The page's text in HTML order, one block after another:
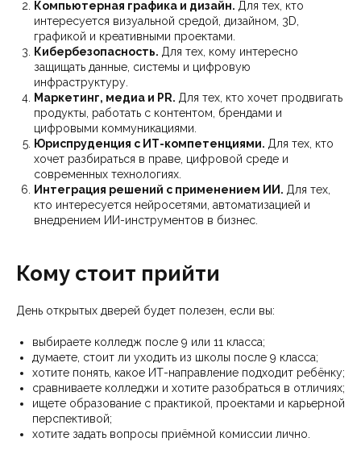
Компьютерная графика и дизайн. Для тех, кто
интересуется визуальной средой, дизайном, 3D,
графикой и креативными проектами.
Кибербезопасность. Для тех, кому интересно
защищать данные, системы и цифровую
инфраструктуру.
Маркетинг, медиа и PR. Для тех, кто хочет продвигать
продукты, работать с контентом, брендами и
цифровыми коммуникациями.
Юриспруденция с ИТ-компетенциями. Для тех, кто
хочет разбираться в праве, цифровой среде и
современных технологиях.
Интеграция решений с применением ИИ. Для тех,
кто интересуется нейросетями, автоматизацией и
внедрением ИИ-инструментов в бизнес.
Кому стоит прийти
День открытых дверей будет полезен, если вы:
выбираете колледж после 9 или 11 класса;
думаете, стоит ли уходить из школы после 9 класса;
хотите понять, какое ИТ-направление подходит ребёнку;
сравниваете колледжи и хотите разобраться в отличиях;
ищете образование с практикой, проектами и карьерной
перспективой;
хотите задать вопросы приёмной комиссии лично.